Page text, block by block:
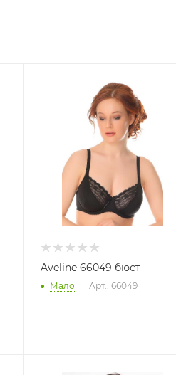
Aveline 66049 бюст
Мало Арт.: 66049